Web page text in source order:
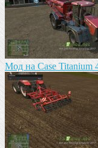
Мод на Case Titanium